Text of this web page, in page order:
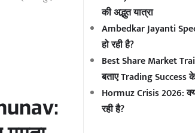
की अद्भुत यात्रा
Ambedkar Jayanti
हो रही है?
Best Share Market
बताए Trading Success
Hormuz Crisis 2026:
रही है?